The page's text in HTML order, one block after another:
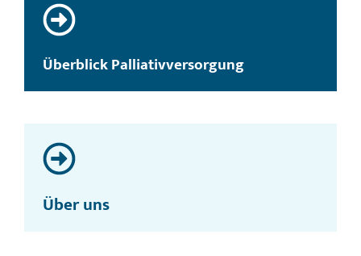
Überblick Palliativversorgung
Über uns